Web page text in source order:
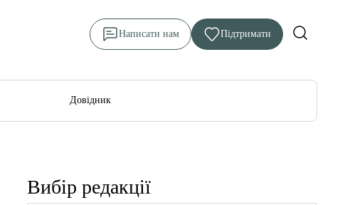
Написати нам Підтримати
Довідник
Вибір редакції